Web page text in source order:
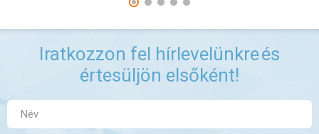
Iratkozzon fel hírlevelünkreés
értesüljön elsőként!